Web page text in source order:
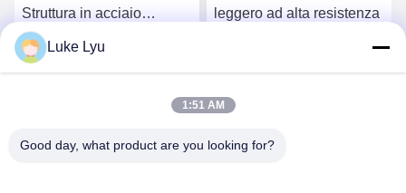
resistenza
leggero ad alta resistenza
Ora Chiacchieri
acciaio
edifici modulari
Ora
Luke Lyu
1:51 AM
Good day, what product are you looking for?